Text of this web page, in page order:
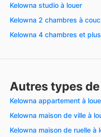
Kelowna studio à louer
Kelowna 2 chambres à
Kelowna 4 chambres et
Autres types
Kelowna appartement à
Kelowna maison de ville à
Kelowna maison de ruelle à